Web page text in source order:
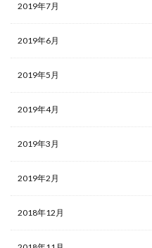
2019年7月
2019年6月
2019年5月
2019年4月
2019年3月
2019年2月
2018年12月